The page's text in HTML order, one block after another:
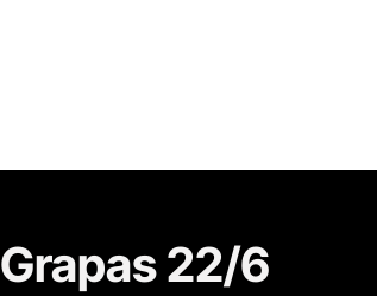
Grapas 22/6